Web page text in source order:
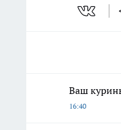
Ваш
16:40